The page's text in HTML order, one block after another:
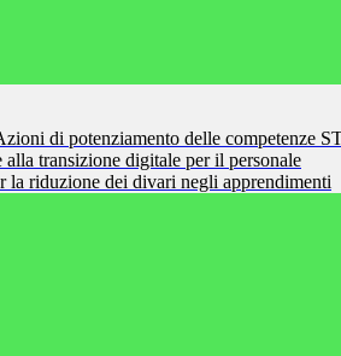
di potenziamento delle competenze
transizione digitale per il personale
riduzione dei divari negli apprendimenti